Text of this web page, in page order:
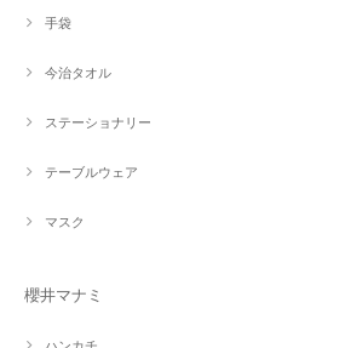
手袋
今治タオル
ステーショナリー
テーブルウェア
マスク
櫻井マナミ